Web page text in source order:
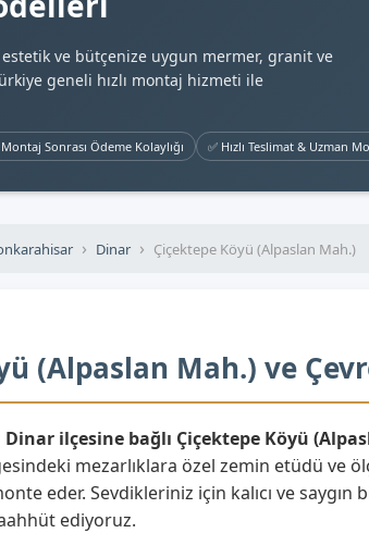
ve bütçenize uygun mermer, granit ve
geneli hızlı montaj hizmeti ile
Montaj Sonrası Ödeme Kolaylığı ✅ Hızlı Teslimat & Uzman
Dinar Çiçektepe Köyü (Alpaslan Mah.)
(Alpaslan Mah.) ve
ilçesine bağlı Çiçektepe Köyü
mezarlıklara özel zemin etüdü ve
eder. Sevdikleriniz için kalıcı ve
ediyoruz.